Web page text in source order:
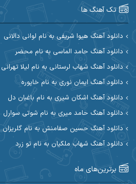
آرین صیادی
آرین مریدی
آوات بوکانی
آیت احمدنژاد
ابراهیم شمس
ابی حسینی
احسان آیینفر
احسان امیدوار
تک آهنگ ها
دانلود آهنگ هیوا شریفی به نام لوانی دالانی
دانلود آهنگ حامد الماسی به نام محضر
دانلود آهنگ شهاب لرستانی به نام لیلا تهرانی
دانلود آهنگ ایمان نوری به نام خاپوره
دانلود آهنگ اشکان شیری به نام باغبان دل
دانلود آهنگ حامد میری به نام شوتی سوارل
دانلود آهنگ حسین صفامنش به نام گلریزان
دانلود آهنگ شهاب ملکیان به نام تو زرد
برترین‌های ماه